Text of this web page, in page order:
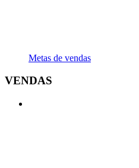
Metas de vendas
VENDAS